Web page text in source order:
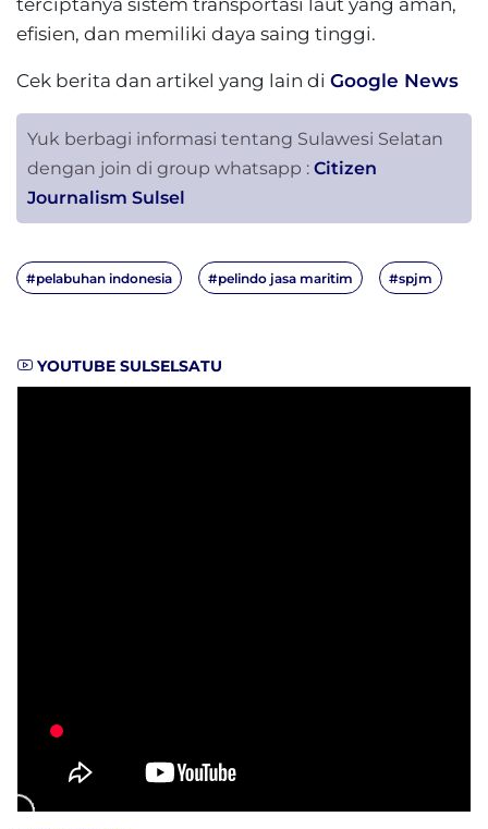
terciptanya sistem transportasi laut yang aman,
efisien, dan memiliki daya saing tinggi.
Cek berita dan artikel yang lain di Google News
Yuk berbagi informasi tentang Sulawesi Selatan
dengan join di group whatsapp : Citizen
Journalism Sulsel
#pelabuhan indonesia #pelindo jasa maritim #spjm
YOUTUBE SULSELSATU